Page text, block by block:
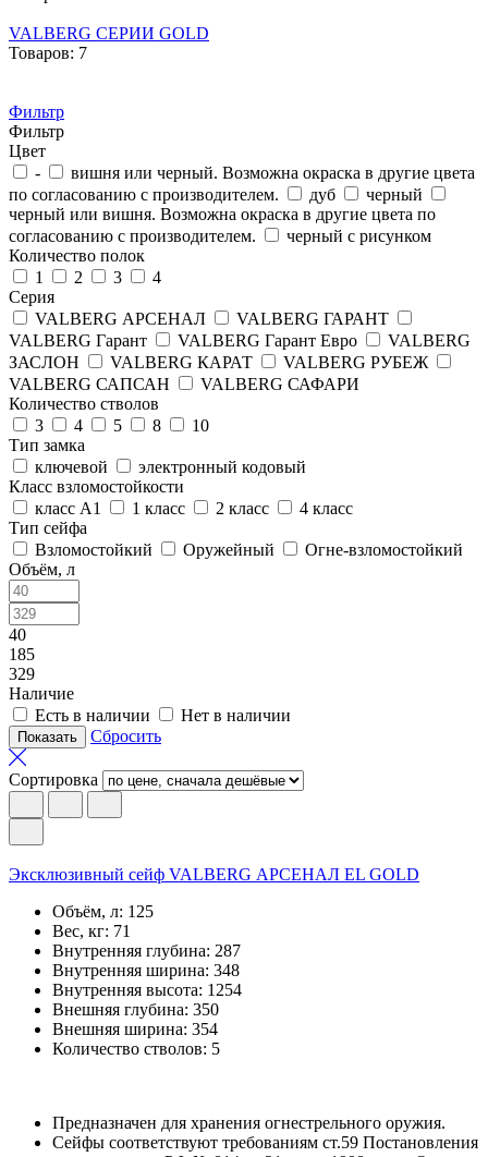
VALBERG СЕРИИ GOLD
Товаров: 7
Фильтр
Фильтр
Цвет
-
вишня или черный. Возможна окраска в другие цвета
по согласованию с производителем.
дуб
черный
черный или вишня. Возможна окраска в другие цвета по
согласованию с производителем.
черный с рисунком
Количество полок
1
2 3
4
Серия
VALBERG АРСЕНАЛ
VALBERG ГАРАНТ
VALBERG Гарант
VALBERG Гарант Евро
VALBERG
ЗАСЛОН
VALBERG КАРАТ
VALBERG РУБЕЖ
VALBERG САПСАН
VALBERG САФАРИ
Количество стволов
3
4 5 8
10
Тип замка
ключевой
электронный кодовый
Класс взломостойкости
класс А1
1 класс 2 класс
4 класс
Тип сейфа
Взломостойкий
Оружейный
Огне-взломостойкий
Объём, л
40
185
329
Наличие
Есть в наличии
Нет в наличии
Сбросить
Сортировка
Эксклюзивный сейф VALBERG АРСЕНАЛ EL GOLD
Объём, л: 125
Вес, кг: 71
Внутренняя глубина: 287
Внутренняя ширина: 348
Внутренняя высота: 1254
Внешняя глубина: 350
Внешняя ширина: 354
Количество стволов: 5
Предназначен для хранения огнестрельного оружия.
Сейфы соответствуют требованиям ст.59 Постановления